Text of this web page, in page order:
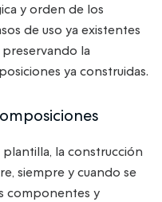
y orden de los
de uso ya existentes
la
ya construidas.
plantilla, la construcción
siempre y cuando se
componentes y